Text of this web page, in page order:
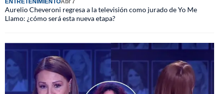
Aurelio Cheveroni regresa a la televisión como jurado de Yo Me
Llamo: ¿cómo será esta nueva etapa?